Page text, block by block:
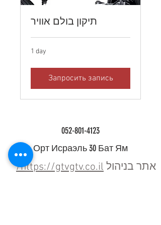
תיקון בולם אוויר
1 day
Запросить запись
052-801-4123
Орт Исраэль 30 Бат Ям
אתר בניהול https://gtvgtv.co.il/